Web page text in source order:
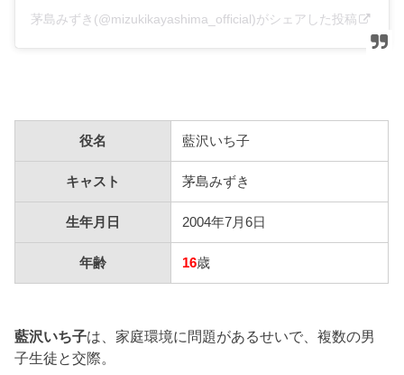
茅島みずき(@mizukikayashima_official)がシェアした投稿
役名 藍沢いち子
キャスト 茅島みずき
生年月日 2004年7月6日
年齢 16歳
藍沢いち子は、家庭環境に問題があるせいで、複数の男
子生徒と交際。